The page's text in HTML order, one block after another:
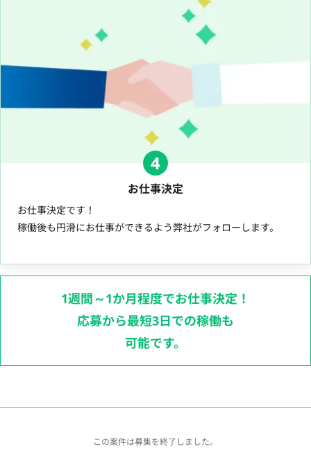
4
お仕事決定
お仕事決定です！
稼働後も円滑にお仕事ができるよう弊社がフォローします。
1週間～1か月程度でお仕事決定！
応募から最短3日での稼働も
可能です。
この案件は募集を終了しました。